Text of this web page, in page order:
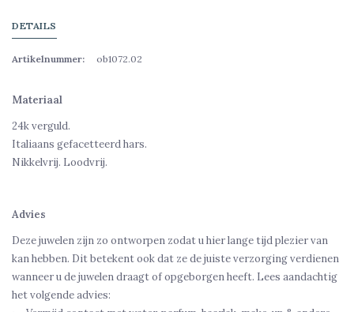
DETAILS
Artikelnummer: ob1072.02
Materiaal
24k verguld.
Italiaans gefacetteerd hars.
Nikkelvrij. Loodvrij.
Advies
Deze juwelen zijn zo ontworpen zodat u hier lange tijd plezier van
kan hebben. Dit betekent ook dat ze de juiste verzorging verdienen
wanneer u de juwelen draagt of opgeborgen heeft. Lees aandachtig
het volgende advies: